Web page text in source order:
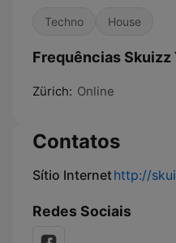
Techno House
Frequências Skuizz
Zürich: Online
Contatos
Sítio Internethttp://
Redes Sociais